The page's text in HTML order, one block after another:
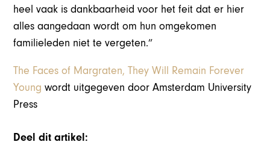
heel vaak is dankbaarheid voor het feit dat er hier
alles aangedaan wordt om hun omgekomen
familieleden niet te vergeten.”
The Faces of Margraten, They Will Remain Forever
Young wordt uitgegeven door Amsterdam University
Press
Deel dit artikel: